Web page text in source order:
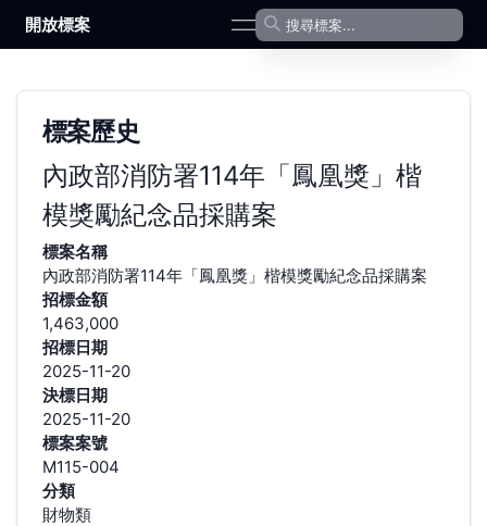
開放標案 open navigation menu
標案歷史
內政部消防署114年「鳳凰獎」楷
模獎勵紀念品採購案
標案名稱
內政部消防署114年「鳳凰獎」楷模獎勵紀念品採購案
招標金額
1,463,000
招標日期
2025-11-20
決標日期
2025-11-20
標案案號
M115-004
分類
財物類